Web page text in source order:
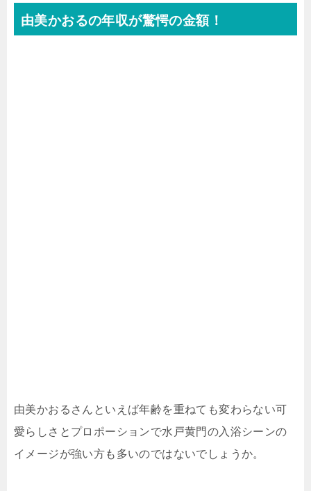
由美かおるの年収が驚愕の金額！
由美かおるさんといえば年齢を重ねても変わらない可
愛らしさとプロポーションで水戸黄門の入浴シーンの
イメージが強い方も多いのではないでしょうか。